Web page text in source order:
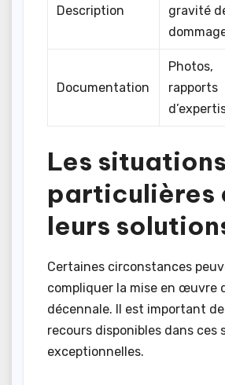
Description
gravité
Documentation
Photos,
rapports
Les situations
particulières
leurs
Certaines circonstances
compliquer la mise en œuvre
décennale. Il est important
recours disponibles dans ces
exceptionnelles.